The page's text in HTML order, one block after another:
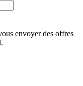
envoyer des offres